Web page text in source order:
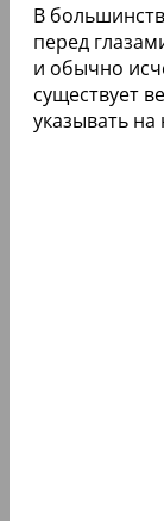
В
перед
и обычно
существует
указывать